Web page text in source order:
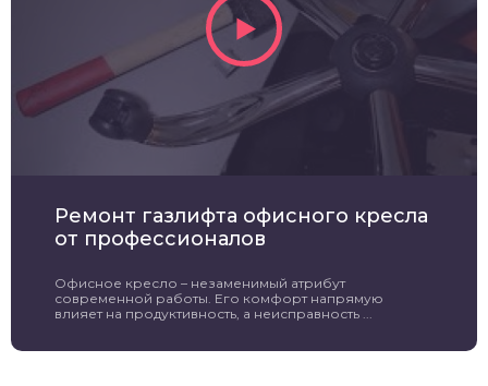
Ремонт газлифта офисного кресла
от профессионалов
Офисное кресло – незаменимый атрибут
современной работы. Его комфорт напрямую
влияет на продуктивность, а неисправность ...